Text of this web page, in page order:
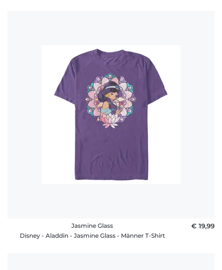
Jasmine Glass
Disney - Aladdin - Jasmine Glass - Männer T-Shirt
€ 19,99